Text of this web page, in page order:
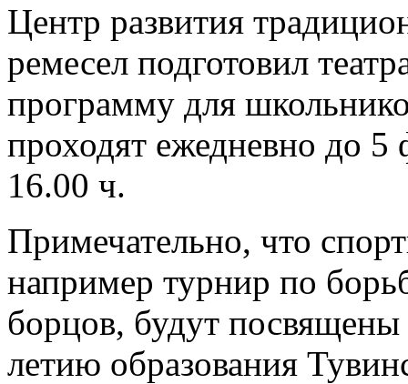
Центр развития
ремесел подготовил
программу для
проходят ежедневно до 5
16.00 ч.
Примечательно, что
например турнир по
борцов, будут
летию образования